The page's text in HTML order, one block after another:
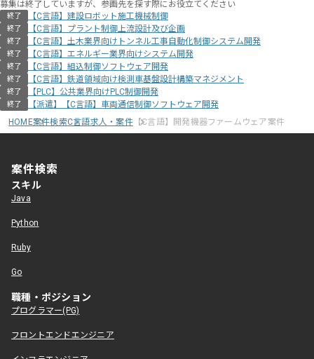
募集は終了していますが、参画先を探す際にお役立てください
終了 【C言語】建設ロボット施工機械制御
終了 【C言語】プラント制御上流設計及び企画
終了 【C言語】土木業界向けトンネル工事自動化制御システム開発
終了 【C言語】エネルギー業界向けシステム開発
終了 【C言語】組込制御ソフトウェア開発
終了 【C言語】鉄道領域向け検測車基盤設計構築マネジメント
終了 【PLC】公共業界向けPLC制御開発
終了
【派遣】【C言語】車両通信制御ソフトウェア開発
HOME案件検索C言語求人・案件【C言語】開発機器ファームウェア案件
案件検索
スキル
Java
Python
Ruby
Go
職種・ポジション
プログラマー(PG)
フロントエンドエンジニア